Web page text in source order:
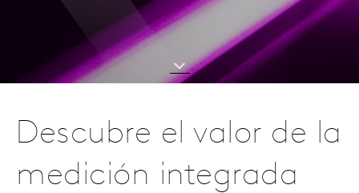
Descubre el valor de la
medición integrada